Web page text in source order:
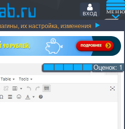
ВХОД
их настройка, изменения
Оценок: 1